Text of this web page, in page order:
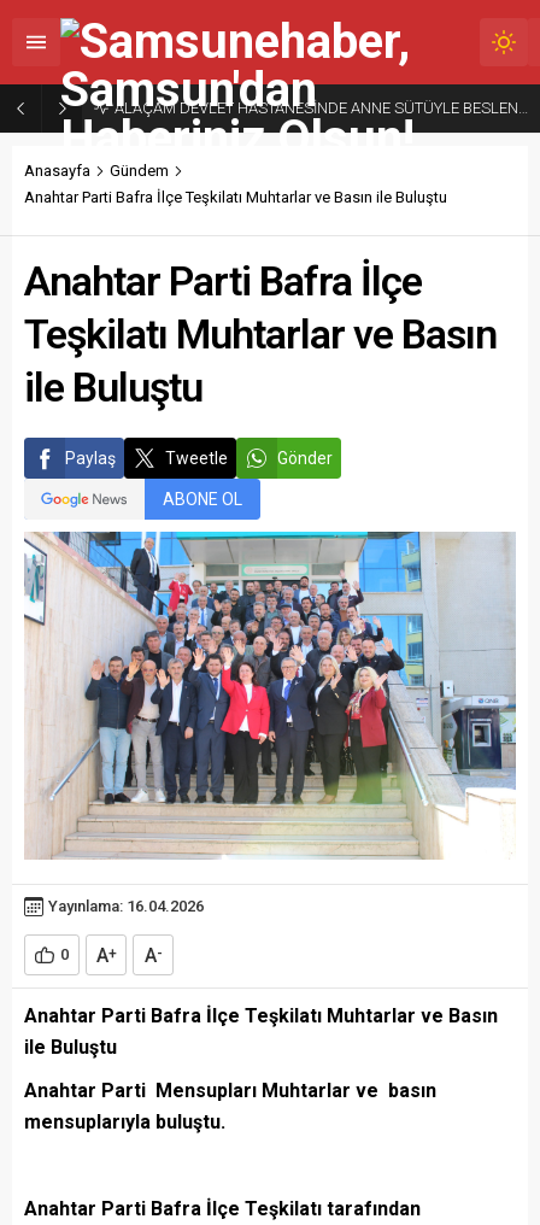
ALAÇAM DEVLET HASTANESİNDE ANNE SÜTÜYLE BESLENMENİN ÖNEMİNE DİKKAT ÇEKİLDİ
Anasayfa
Gündem
Anahtar Parti Bafra İlçe Teşkilatı Muhtarlar ve Basın ile Buluştu
Anahtar Parti Bafra İlçe
Teşkilatı Muhtarlar ve Basın
ile Buluştu
Paylaş Tweetle Gönder
ABONE OL
Yayınlama: 16.04.2026
0 A+ A-
Anahtar Parti Bafra İlçe Teşkilatı Muhtarlar ve Basın
ile Buluştu
Anahtar Parti Mensupları Muhtarlar ve basın
mensuplarıyla buluştu.
Anahtar Parti Bafra İlçe Teşkilatı tarafından